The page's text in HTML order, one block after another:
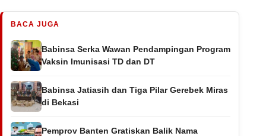
BACA JUGA
Babinsa Serka Wawan Pendampingan Program
Vaksin Imunisasi TD dan DT
Babinsa Jatiasih dan Tiga Pilar Gerebek Miras
di Bekasi
Pemprov Banten Gratiskan Balik Nama